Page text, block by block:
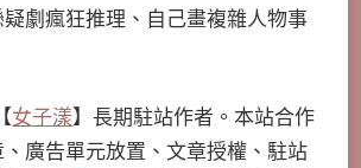
劇瘋狂推理、自己畫複雜人物事
女子漾】長期駐站作者。本站合作
廣告單元放置、文章授權、駐站